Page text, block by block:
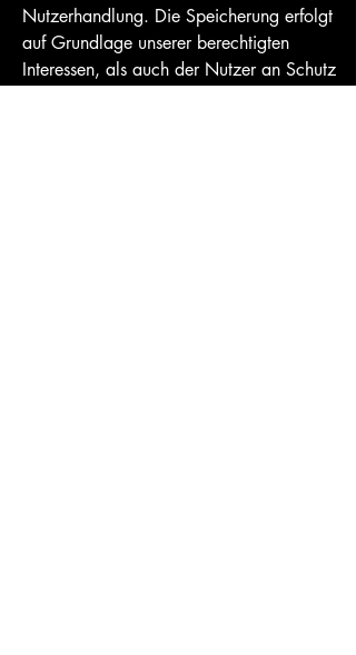
Nutzerhandlung. Die Speicherung erfolgt
auf Grundlage unserer berechtigten
Interessen, als auch der Nutzer an Schutz